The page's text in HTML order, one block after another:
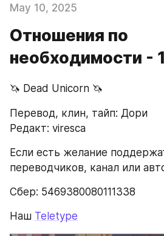
May 10, 2025
Отношения по
необходимости -
🦄 Dead Unicorn 🦄
Перевод, клин, тайп: Дори
Редакт: viresca
Если есть желание
переводчиков, канал или
Сбер: 5469380080111338
Наш Teletype